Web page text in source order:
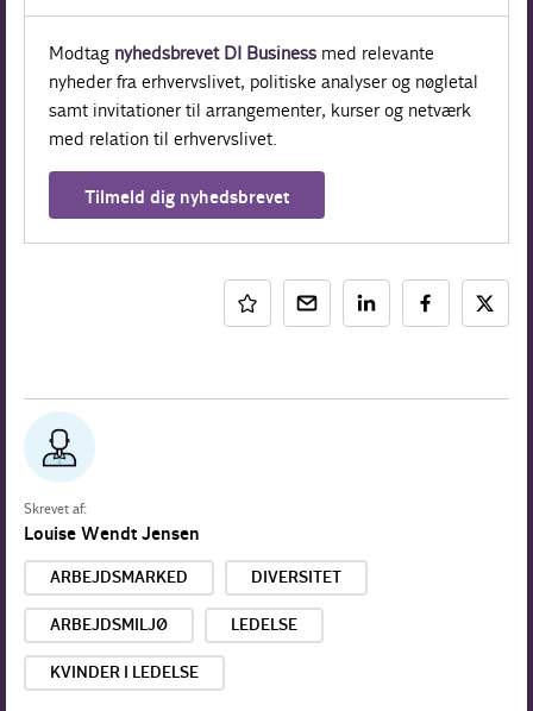
Modtag nyhedsbrevet DI Business med relevante
nyheder fra erhvervslivet, politiske analyser og nøgletal
samt invitationer til arrangementer, kurser og netværk
med relation til erhvervslivet.
Tilmeld dig nyhedsbrevet
Skrevet af:
Louise Wendt Jensen
ARBEJDSMARKED DIVERSITET
ARBEJDSMILJØ LEDELSE
KVINDER I LEDELSE